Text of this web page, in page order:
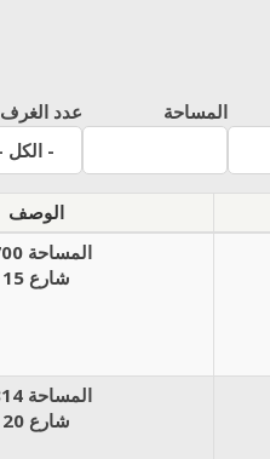
المساحة عدد الغرف
الوصف
المساحة 700م
شارع 15
المساحة 814م
شارع 20